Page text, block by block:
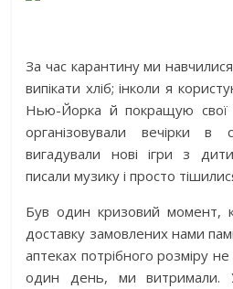
За час карантину ми
випікати хліб; інколи я
Нью-Йорка й покращую свої
організовували вечірки
вигадували нові ігри з
писали музику і просто
Був один кризовий момент,
доставку замовлених нами
аптеках потрібного розміру
один день, ми витримали.